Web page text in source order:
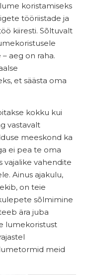
koristamiseks
tööriistade ja
kiiresti. Sõltuvalt
aeg on raha.
et säästa oma
kokku kui
vastavalt
meeskond ka
ei pea te oma
vajalike vahendite
Ainus ajakulu,
on teie
sõlmimine
ära juba
lumekoristust
meid